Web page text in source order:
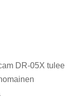
DR-05X tulee